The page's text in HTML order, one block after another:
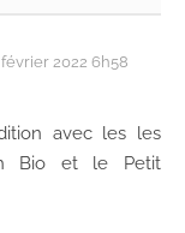
février 2022 6h58
avec les les
Bio et le Petit